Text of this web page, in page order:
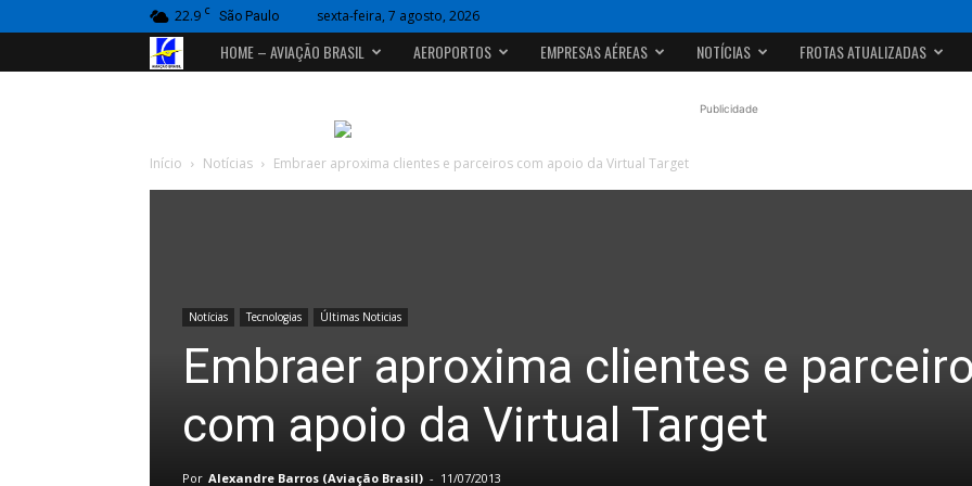
22.9 C São Paulo sexta-feira, 7 agosto, 2026
Portal
HOME – AVIAÇÃO BRASIL AEROPORTOS EMPRESAS AÉREAS NOTÍCIAS FROTAS ATUALIZADAS
Publicidade
Início Notícias Embraer aproxima clientes e parceiros com apoio da Virtual Target
Notícias Tecnologias Últimas Noticias
Embraer aproxima clientes e
com apoio da Virtual Target
Por Alexandre Barros (Aviação Brasil) - 11/07/2013